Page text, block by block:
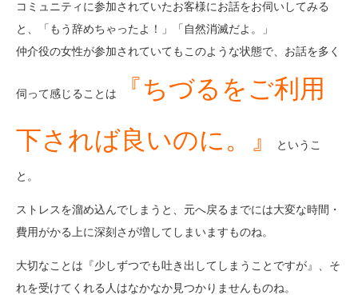
コミュニティに参加されていたお客様にお話をお伺いしてみる
と、「もう辞めちゃったよ！」「自然消滅だよ。」
仲介役の女性が参加されていてもこのような状態で、お話を多く
伺って感じることは
『ちづるをご利用
下されば良いのに。』
というこ
と。
ストレスを溜め込んでしまうと、元へ戻るまでには大変な時間・
費用がかる上に深刻さが増してしまいますものね。
大切なことは『少しずつでも吐き出してしまうことですが』、そ
れを受けてくれる人はなかなか見つかりませんものね。